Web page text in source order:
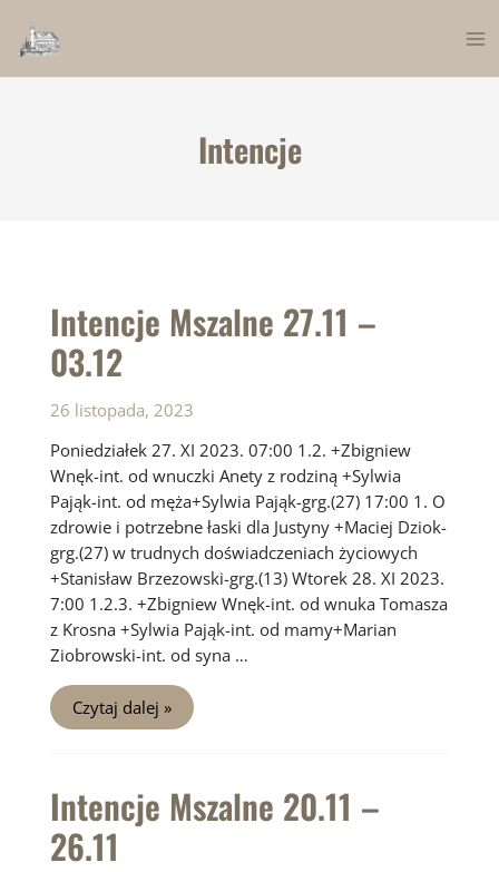
content
Intencje
Intencje Mszalne 27.11 –
03.12
26 listopada, 2023
Poniedziałek 27. XI 2023. 07:00 1.2. +Zbigniew
Wnęk-int. od wnuczki Anety z rodziną +Sylwia
Pająk-int. od męża+Sylwia Pająk-grg.(27) 17:00 1. O
zdrowie i potrzebne łaski dla Justyny +Maciej Dziok-
grg.(27) w trudnych doświadczeniach życiowych
+Stanisław Brzezowski-grg.(13) Wtorek 28. XI 2023.
7:00 1.2.3. +Zbigniew Wnęk-int. od wnuka Tomasza
z Krosna +Sylwia Pająk-int. od mamy+Marian
Ziobrowski-int. od syna …
Intencje
Mszalne
27.11
Czytaj dalej »
Intencje Mszalne 20.11 –
26.11